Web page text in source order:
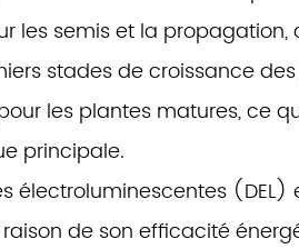
les semis et la
stades de croissance
les plantes matures, ce
principale.
électroluminescentes
de son efficacité